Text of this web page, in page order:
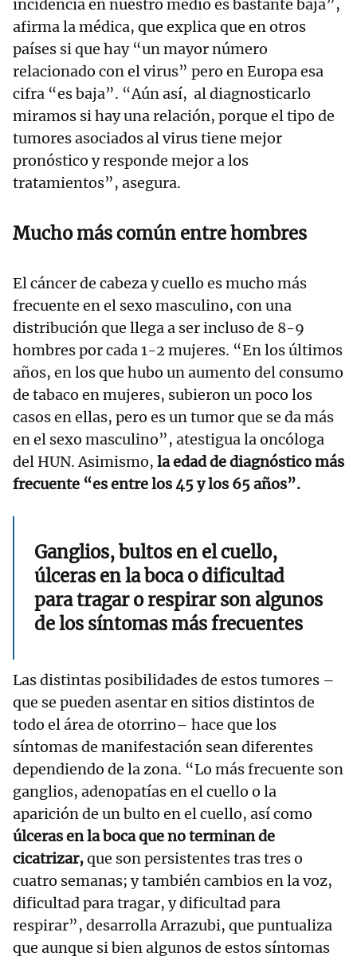
incidencia en nuestro medio es bastante baja”,
afirma la médica, que explica que en otros
países si que hay “un mayor número
relacionado con el virus” pero en Europa esa
cifra “es baja”. “Aún así, al diagnosticarlo
miramos si hay una relación, porque el tipo de
tumores asociados al virus tiene mejor
pronóstico y responde mejor a los
tratamientos”, asegura.
Mucho más común entre hombres
El cáncer de cabeza y cuello es mucho más
frecuente en el sexo masculino, con una
distribución que llega a ser incluso de 8-9
hombres por cada 1-2 mujeres. “En los últimos
años, en los que hubo un aumento del consumo
de tabaco en mujeres, subieron un poco los
casos en ellas, pero es un tumor que se da más
en el sexo masculino”, atestigua la oncóloga
del HUN. Asimismo, la edad de diagnóstico más
frecuente “es entre los 45 y los 65 años”.
Ganglios, bultos en el cuello,
úlceras en la boca o dificultad
para tragar o respirar son algunos
de los síntomas más frecuentes
Las distintas posibilidades de estos tumores –
que se pueden asentar en sitios distintos de
todo el área de otorrino– hace que los
síntomas de manifestación sean diferentes
dependiendo de la zona. “Lo más frecuente son
ganglios, adenopatías en el cuello o la
aparición de un bulto en el cuello, así como
úlceras en la boca que no terminan de
cicatrizar,que son persistentes tras tres o
cuatro semanas; y también cambios en la voz,
dificultad para tragar, y dificultad para
respirar”, desarrolla Arrazubi, que puntualiza
que aunque si bien algunos de estos síntomas